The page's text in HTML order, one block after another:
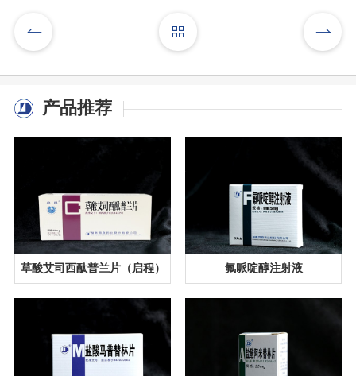
产品推荐
草酸艾司西酞普兰片（启程） 氟哌啶醇注射液